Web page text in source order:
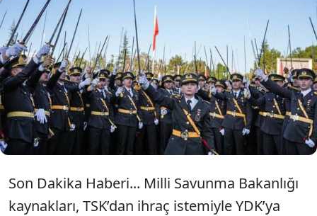
Son Dakika Haberi.... Mezun oldukları gün resmi
törenden sonra ‘Subaylık Yemini’ eden beş
teğmenin Kara Kuvvetleri Yüksek Disiplin
Kurulu'nca yapılan soruşturması dün tamamladı.
Milli Savunma Bakanlığı'ndan edinilen bilgiye
göre; karara ilişkin açıklamanın bugün yapılacağı
kaydedildi.
Son Dakika Haberi... Milli Savunma Bakanlığı
kaynakları, TSK’dan ihraç istemiyle YDK’ya